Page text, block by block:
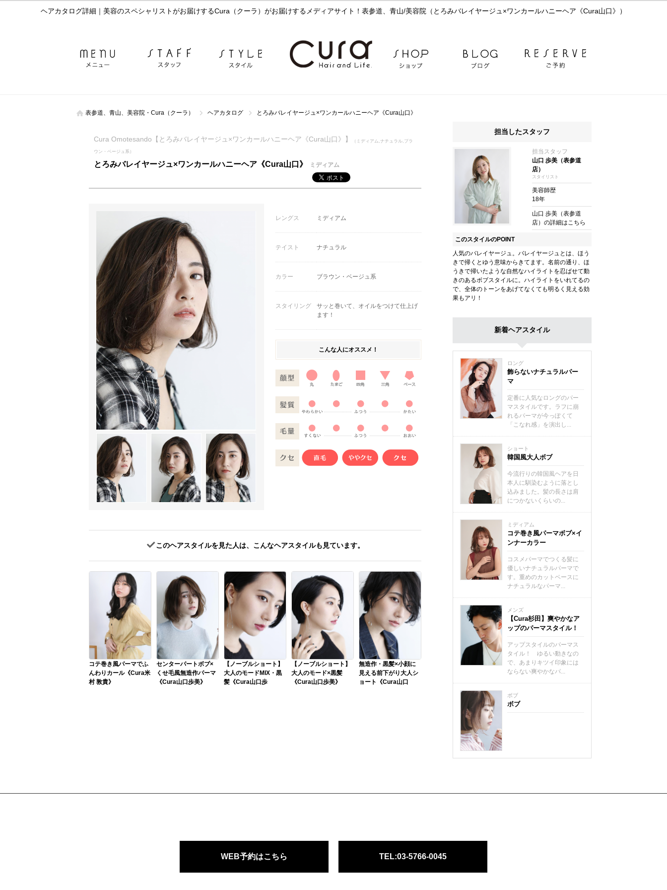
ヘアカタログ詳細｜美容のスペシャリストがお届けするCura（クーラ）がお届けするメディアサイト！表参道、青山/美容院（とろみバレイヤージュ×ワンカールハニーヘア《Cura山口》）
表参道、青山、美容院・Cura（クーラ） ヘアカタログ とろみバレイヤージュ×ワンカールハニーヘア《Cura山口》
Cura Omotesando【とろみバレイヤージュ×ワンカールハニーヘア《Cura山口》】 （ミディアム,ナチュラル,ブラ
ウン・ベージュ系）
とろみバレイヤージュ×ワンカールハニーヘア《Cura山口》 ミディアム
レングス ミディアム
テイスト ナチュラル
カラー ブラウン・ベージュ系
スタイリング
サッと巻いて、オイルをつけて仕上げ
ます！
こんな人にオススメ！
このヘアスタイルを見た人は、こんなヘアスタイルも見ています。
コテ巻き風パーマでふ
んわりカール《Cura米
村 敦貴》
センターパートボブ×
くせ毛風無造作パーマ
《Cura山口歩美》
【ノーブルショート】
大人のモードMIX・黒
髪《Cura山口歩
【ノーブルショート】
大人のモード×黒髪
《Cura山口歩美》
無造作・黒髪×小顔に
見える前下がり大人シ
ョート《Cura山口
担当したスタッフ
担当スタッフ
山口 歩美（表参道
店）
スタイリスト
美容師歴
18年
山口 歩美（表参道
店）の詳細はこちら
このスタイルのPOINT
人気のバレイヤージュ。バレイヤージュとは、ほう
きで掃くとゆう意味からきてます。名前の通り、ほ
うきで掃いたような自然なハイライトを忍ばせて動
きのあるボブスタイルに。ハイライトをいれてるの
で、全体のトーンをあげてなくても明るく見える効
果もアリ！
新着ヘアスタイル
ロング
飾らないナチュラルパー
マ
定番に人気なロングのパー
マスタイルです。ラフに崩
れるパーマが今っぽくて
「こなれ感」を演出し...
ショート
韓国風大人ボブ
今流行りの韓国風ヘアを日
本人に馴染むように落とし
込みました。髪の長さは肩
につかないくらいの...
ミディアム
コテ巻き風パーマボブ×イ
ンナーカラー
コスメパーマでつくる髪に
優しいナチュラルパーマで
す。重めのカットベースに
ナチュラルなパーマ...
メンズ
【Cura杉田】爽やかなア
ップのパーマスタイル！
アップスタイルのパーマス
タイル！ ゆるい動きなの
で、あまりキツイ印象には
ならない爽やかなパ...
ボブ
ボブ
WEB予約はこちら TEL:03-5766-0045